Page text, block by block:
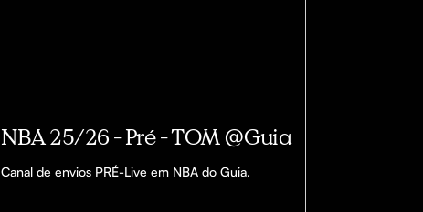
NBA 25/26 - Pré - TOM @Guia
Canal de envios PRÉ-Live em NBA do Guia.